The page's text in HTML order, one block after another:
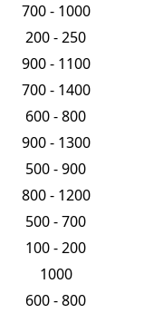
700 - 1000
200 - 250
900 - 1100
700 - 1400
600 - 800
900 - 1300
500 - 900
800 - 1200
500 - 700
100 - 200
1000
600 - 800